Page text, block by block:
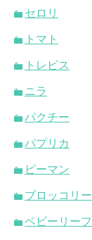
セロリ
トマト
トレビス
ニラ
パクチー
パプリカ
ピーマン
ブロッコリー
ベビーリーフ